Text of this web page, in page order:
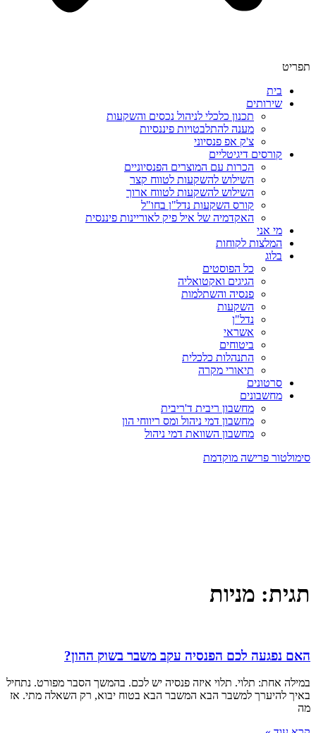
תפריט
בית
שירותים
תכנון כלכלי לניהול נכסים והשקעות
מענה להתלבטויות פיננסיות
צ'ק אפ פנסיוני
קורסים דיגיטליים
הכרות עם המוצרים הפנסיוניים
השילוש להשקעות לטווח קצר
השילוש להשקעות לטווח ארוך
קורס השקעות נדל"ן בחו"ל
האקדמיה של איל פיק לאוריינות פיננסית
מי אני
המלצות לקוחות
בלוג
כל הפוסטים
הגיגים ואקטואליה
פנסיה והשתלמות
השקעות
נדל"ן
אשראי
ביטוחים
התנהלות כלכלית
תיאורי מקרה
סרטונים
מחשבונים
מחשבון ריבית ד'ריבית
מחשבון דמי ניהול ומס ריווחי הון
מחשבון השוואת דמי ניהול
סימולטור פרישה מוקדמת
תגית: מניות
האם נפגעה לכם הפנסיה עקב משבר בשוק ההון?
במילה אחת: תלוי. תלוי איזה פנסיה יש לכם. בהמשך הסבר מפורט. נתחיל
באיך להיערך למשבר הבא המשבר הבא בטוח יבוא, רק השאלה מתי. אז
מה